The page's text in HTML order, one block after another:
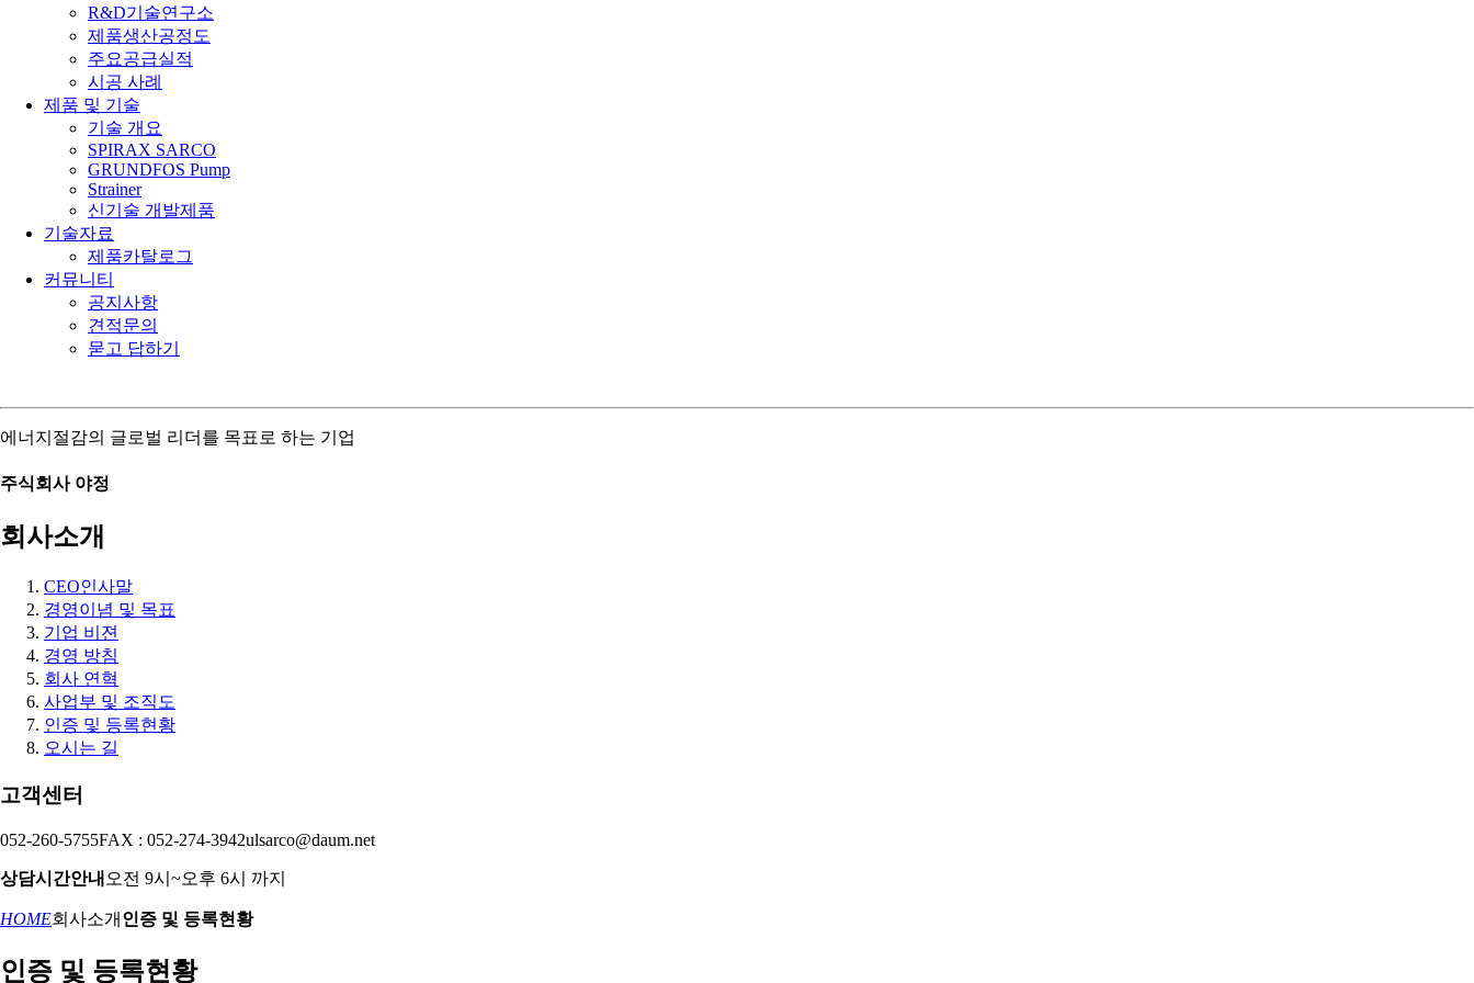
R&D기술연구소
제품생산공정도
주요공급실적
시공 사례
제품 및 기술
기술 개요
SPIRAX SARCO
GRUNDFOS Pump
Strainer
신기술 개발제품
기술자료
제품카탈로그
커뮤니티
공지사항
견적문의
묻고 답하기
에너지절감의 글로벌 리더를 목표로 하는 기업
주식회사 야정
회사소개
CEO인사말
경영이념 및 목표
기업 비젼
경영 방침
회사 연혁
사업부 및 조직도
인증 및 등록현황
오시는 길
고객센터
052-260-5755FAX : 052-274-3942ulsarco@daum.net
상담시간안내 오전 9시~오후 6시 까지
HOME회사소개 인증 및 등록현황
인증 및 등록현황